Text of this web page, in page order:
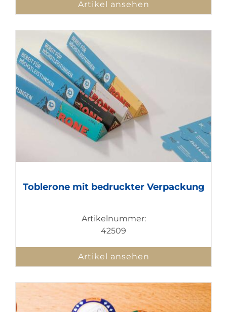
Artikel ansehen
Toblerone mit bedruckter Verpackung
Artikelnummer:
42509
Artikel ansehen